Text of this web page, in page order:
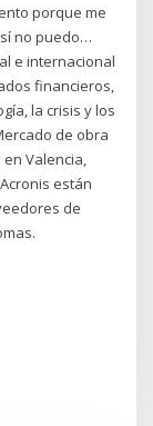
porque me
no puedo…
e internacional
financieros,
la crisis y los
de obra
Valencia,
están
de